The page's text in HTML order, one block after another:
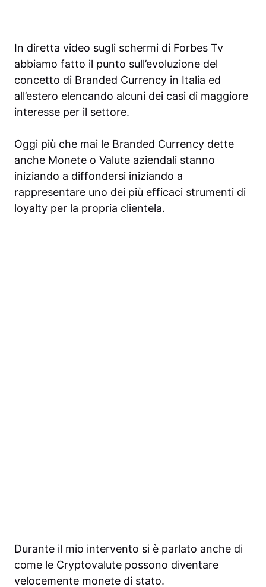
In diretta video sugli schermi di Forbes Tv
abbiamo fatto il punto sull’evoluzione del
concetto di Branded Currency in Italia ed
all’estero elencando alcuni dei casi di maggiore
interesse per il settore.
Oggi più che mai le Branded Currency dette
anche Monete o Valute aziendali stanno
iniziando a diffondersi iniziando a
rappresentare uno dei più efficaci strumenti di
loyalty per la propria clientela.
Durante il mio intervento si è parlato anche di
come le Cryptovalute possono diventare
velocemente monete di stato.